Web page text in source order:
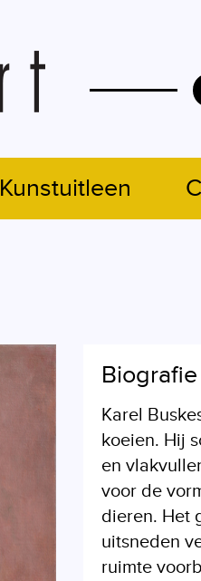
Kunstuitleen
Karel
koeien. Hij
en
voor de
dieren. Het
uitsneden
ruimte